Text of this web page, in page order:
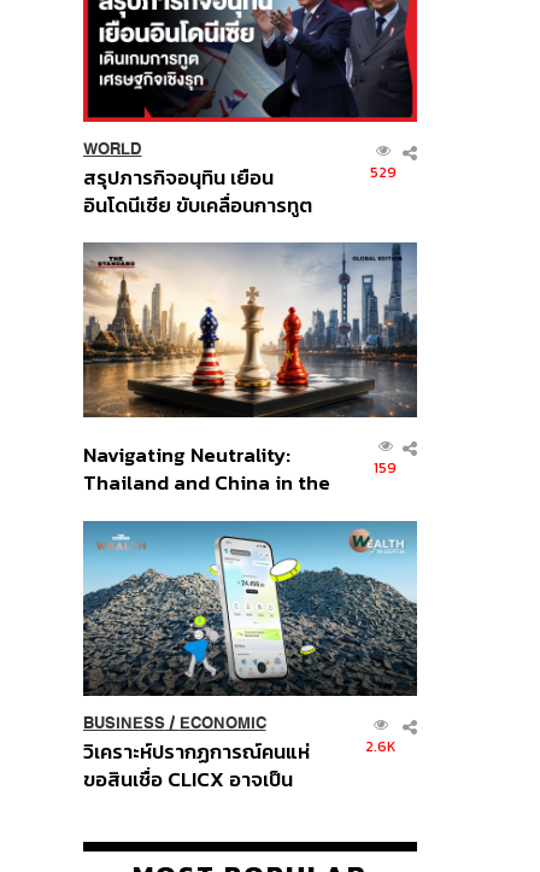
WORLD
สรุปภารกิจอนุทิน เยือน
อินโดนีเซีย ขับเคลื่อนการทูต
ส่วนยุทธศาสตร์ไทย –
อินโดนีเซีย
529
Navigating Neutrality:
Thailand and China in the
Order
159
BUSINESS/ ECONOMIC
วิเคราะห์ปรากฏการณ์คนแห่
ขอสินเชื่อ CLICX อาจเป็น
ปัญหาหนี้ครัวเรือนไทยที่ถูกซุก
2.6K